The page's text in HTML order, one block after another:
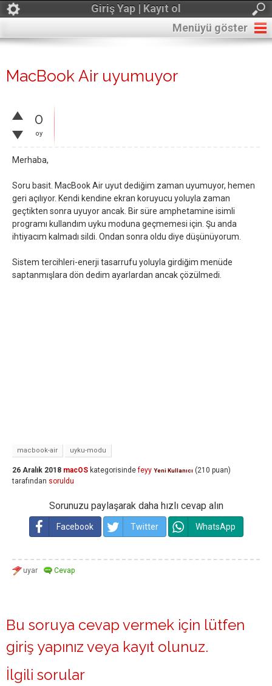
Giriş Yap | Kayıt ol
Menüyü göster
MacBook Air uyumuyor
0
oy
Merhaba,
Soru basit. MacBook Air uyut dediğim zaman uyumuyor, hemen
geri açılıyor. Kendi kendine ekran koruyucu yoluyla zaman
geçtikten sonra uyuyor ancak. Bir süre amphetamine isimli
programı kullandım uyku moduna geçmemesi için. Şu anda
ihtiyacım kalmadı sildi. Ondan sonra oldu diye düşünüyorum.
Sistem tercihleri-enerji tasarrufu yoluyla girdiğim menüde
saptanmışlara dön dedim ayarlardan ancak çözülmedi.
macbook-air uyku-modu
26 Aralık 2018 macOS kategorisinde feyy Yeni Kullanıcı (210 puan)
tarafından soruldu
Sorunuzu paylaşarak daha hızlı cevap alın
Facebook Twitter WhatsApp
Bu soruya cevap vermek için lütfen
giriş yapınız veya kayıt olunuz.
İlgili sorular